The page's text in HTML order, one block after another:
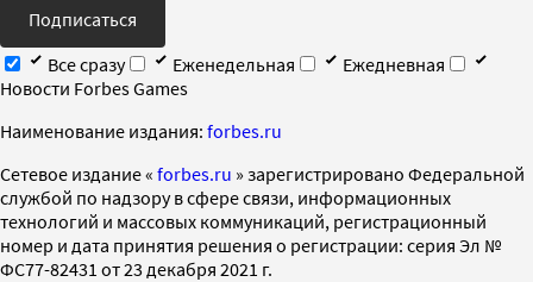
Подписаться
Все сразу
Еженедельная
Ежедневная
Новости Forbes Games
Наименование издания: forbes.ru
Cетевое издание « forbes.ru » зарегистрировано Федеральной
службой по надзору в сфере связи, информационных
технологий и массовых коммуникаций, регистрационный
номер и дата принятия решения о регистрации: серия Эл №
ФС77-82431 от 23 декабря 2021 г.